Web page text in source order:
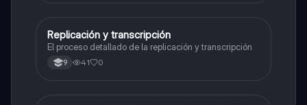
Biologia
Replicación y transcripción
El proceso detallado de la replicación y transcripción
9 41 0